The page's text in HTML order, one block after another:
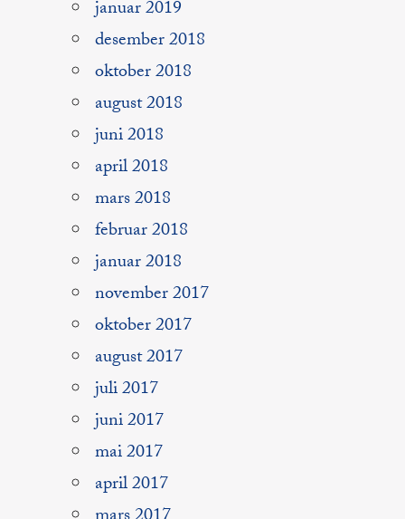
januar 2019
desember 2018
oktober 2018
august 2018
juni 2018
april 2018
mars 2018
februar 2018
januar 2018
november 2017
oktober 2017
august 2017
juli 2017
juni 2017
mai 2017
april 2017